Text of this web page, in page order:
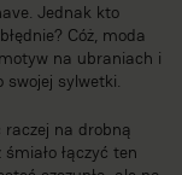
Jednak kto
Cóż, moda
na ubraniach i
swojej sylwetki.
raczej na drobną
łączyć ten